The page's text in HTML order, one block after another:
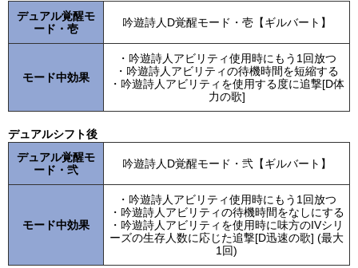
デュアル覚醒モ
ード・壱
吟遊詩人D覚醒モード・壱【ギルバート】
モード中効果
・吟遊詩人アビリティ使用時にもう1回放つ
・吟遊詩人アビリティの待機時間を短縮する
・吟遊詩人アビリティを使用する度に追撃[D体
力の歌]
デュアルシフト後
デュアル覚醒モ
ード・弐
吟遊詩人D覚醒モード・弐【ギルバート】
モード中効果
・吟遊詩人アビリティ使用時にもう1回放つ
・吟遊詩人アビリティの待機時間をなしにする
・吟遊詩人アビリティを使用時に味方のIVシリ
ーズの生存人数に応じた追撃[D迅速の歌] (最大
1回)